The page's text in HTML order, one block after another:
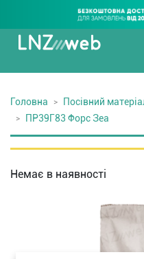
Головна Посівний
ПР39Г83 Форс Зеа
Немає в наявності